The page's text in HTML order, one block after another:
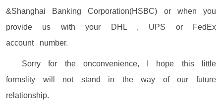
&Shanghai Banking Corporation(HSBC) or when you
provide us with your DHL , UPS or FedEx
account number.
Sorry for the onconvenience, I hope this little
formslity will not stand in the way of our future
relationship.